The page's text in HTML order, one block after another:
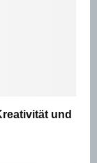
und